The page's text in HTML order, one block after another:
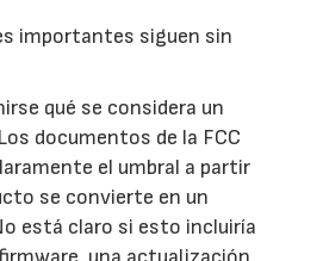
importantes siguen sin
qué se considera un
documentos de la FCC
el umbral a partir
se convierte en un
está claro si esto incluiría